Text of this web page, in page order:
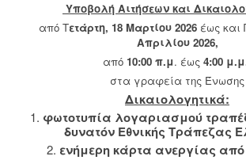
Υποβολή Aιτήσεων και
από Τετάρτη, 18 Μαρτίου 2026 έως και
Απριλίου 2026,
από 10:00 π.μ. έως 4:00
στα γραφεία της Ένωσης
Δικαιολογητικά:
1. φωτοτυπία λογαριασμού
δυνατόν Εθνικής Τράπεζας
2. ενήμερη κάρτα ανεργίας